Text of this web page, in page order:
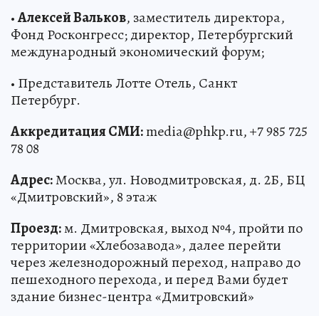
•Алексей Вальков, заместитель директора,
Фонд Росконгресс; директор, Петербургский
международный экономический форум;
• Представитель Лотте Отель, Санкт
Петербург.
Аккредитация СМИ:media@phkp.ru, +7 985 725
78 08
Адрес:Москва, ул. Новодмитровская, д. 2Б, БЦ
«Дмитровский», 8 этаж
Проезд:м. Дмитровская, выход №4, пройти по
территории «Хлебозавода», далее перейти
через железнодорожный переход, направо до
пешеходного перехода, и перед Вами будет
здание бизнес-центра «Дмитровский»